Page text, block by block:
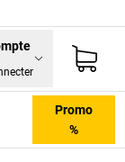
Promo
%